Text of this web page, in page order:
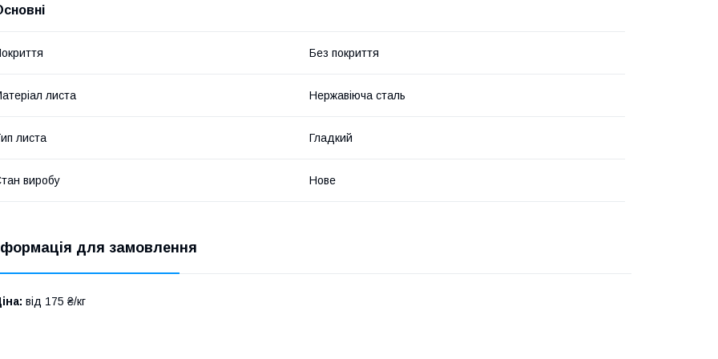
Без покриття
листа Нержавіюча сталь
листа Гладкий
виробу Нове
для замовлення
від 175 ₴/кг